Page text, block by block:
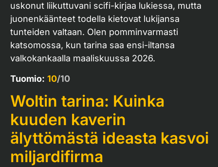
uskonut liikuttuvani scifi-kirjaa lukiessa, mutta
juonenkäänteet todella kietovat lukijansa
tunteiden valtaan. Olen pomminvarmasti
katsomossa, kun tarina saa ensi-iltansa
valkokankaalla maaliskuussa 2026.
Tuomio: 10/10
Woltin tarina: Kuinka
kuuden kaverin
älyttömästä ideasta kasvoi
miljardifirma